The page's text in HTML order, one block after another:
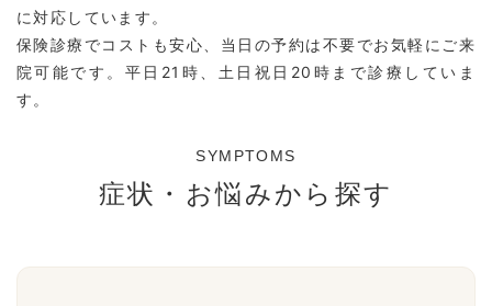
に対応しています。
保険診療でコストも安心、当日の予約は不要でお気軽にご来
院可能です。平日21時、土日祝日20時まで診療していま
す。
SYMPTOMS
症状・お悩みから探す